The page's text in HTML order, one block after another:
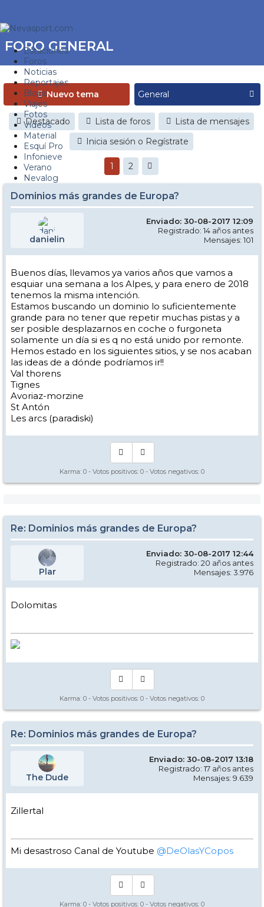
Estaciones
Foros
Noticias
Reportajes
Blogs
Viajes
Fotos
Videos
Material
Esquí Pro
Infonieve
Verano
Nevalog
FORO GENERAL
Nuevo tema
Destacado Lista de foros
Lista de mensajes
Inicia sesión o Regístrate
1 2
Dominios más grandes de Europa?
danielin
Enviado: 30-08-2017 12:09
Registrado: 14 años antes
Mensajes: 101
Buenos días, llevamos ya varios años que vamos a
esquiar una semana a los Alpes, y para enero de 2018
tenemos la misma intención.
Estamos buscando un dominio lo suficientemente
grande para no tener que repetir muchas pistas y a
ser posible desplazarnos en coche o furgoneta
solamente un día si es q no está unido por remonte.
Hemos estado en los siguientes sitios, y se nos acaban
las ideas de a dónde podríamos ir!!
Val thorens
Tignes
Avoriaz-morzine
St Antón
Les arcs (paradiski)
Karma: 0 - Votos positivos: 0 - Votos negativos: 0
Re: Dominios más grandes de Europa?
Plar
Enviado: 30-08-2017 12:44
Registrado: 20 años antes
Mensajes: 3.976
Dolomitas
Karma: 0 - Votos positivos: 0 - Votos negativos: 0
Re: Dominios más grandes de Europa?
The Dude
Enviado: 30-08-2017 13:18
Registrado: 17 años antes
Mensajes: 9.639
Zillertal
Mi desastroso Canal de Youtube @DeOlasYCopos
Karma: 0 - Votos positivos: 0 - Votos negativos: 0